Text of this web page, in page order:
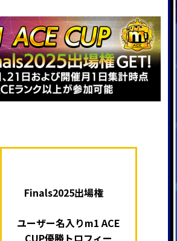
Finals2025出場権
ユーザー名入りm1 ACE
CUP優勝トロフィー